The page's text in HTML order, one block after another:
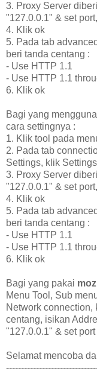
3. Proxy Server
"127.0.0.1" & set
4. Klik ok
5. Pada tab
beri tanda centang :
- Use HTTP 1.1
- Use HTTP 1.1
6. Klik ok
Bagi yang
cara settingnya :
1. Klik tool pada
2. Pada tab
Settings, klik Settings
3. Proxy Server
"127.0.0.1" & set
4. Klik ok
5. Pada tab
beri tanda centang :
- Use HTTP 1.1
- Use HTTP 1.1
6. Klik ok
Bagi yang pakai
Menu Tool, Sub
Network connection,
centang, isikan
"127.0.0.1" & set
Selamat mencoba